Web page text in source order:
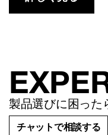
製品選びに困った
チャットで相談する